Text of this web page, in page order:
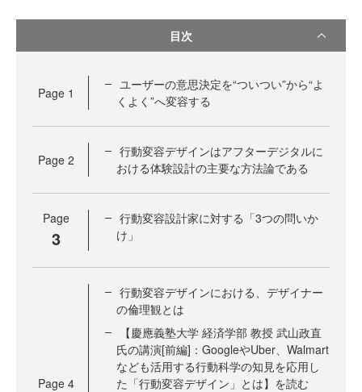
目次
Page 1
ユーザーの意思決定を“ついつい”から“よ
くよく”へ変容する
Page 2
行動変容デザインはアフターデジタルに
おける体験設計の主要な方法論である
Page
3
行動変容設計家に対する「3つの問いか
け」
Page 4
行動変容デザインにおける、デザイナー
の倫理観とは
【慶應義塾大学 経済学部 教授 武山政直
氏の講演[前編]：GoogleやUber、Walmart
なども活用する行動科学の知見を応用し
た「行動変容デザイン」とは】を読む